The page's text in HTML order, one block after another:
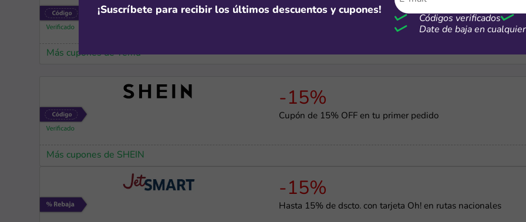
Cupón para recibir regalos en Temu por S/0
Más cupones de Temu
-15%
Cupón de 15% OFF en tu primer pedido
Más cupones de SHEIN
-15%
Hasta 15% de dscto. con tarjeta Oh! en rutas nacionales
¡Suscríbete para recibir los últimos descuentos y cupones!
Códigos verificados
Date de baja en